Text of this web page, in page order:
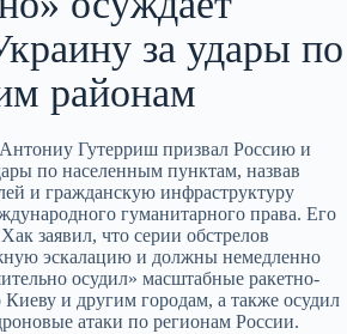
за удары по
районам
Гутерриш призвал Россию и
по населенным пунктам, назвав
и гражданскую инфраструктуру
гуманитарного права. Его
заявил, что серии обстрелов
эскалацию и должны немедленно
осудил» масштабные ракетно-
и другим городам, а также осудил
атаки по регионам России.